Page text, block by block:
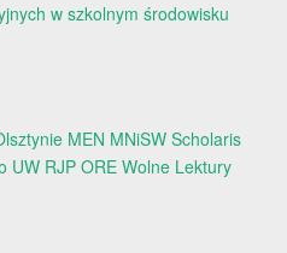
w szkolnym środowisku
MEN MNiSW Scholaris
UW RJP ORE Wolne Lektury